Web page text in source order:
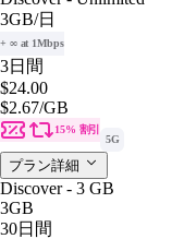
3GB/日
+ ∞ at 1Mbps
3日間
$24.00
$2.67/GB
15% 割引
5G
プラン詳細
Discover - 3 GB
3GB
30日間